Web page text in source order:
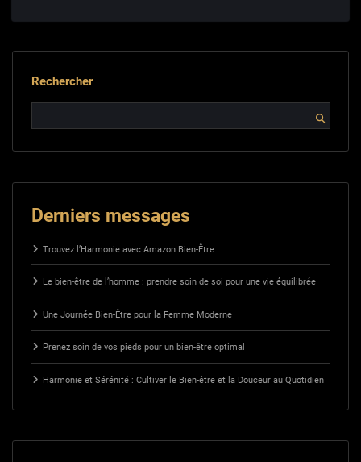
Rechercher
Derniers messages
Trouvez l’Harmonie avec Amazon Bien-Être
Le bien-être de l’homme : prendre soin de soi pour une vie équilibrée
Une Journée Bien-Être pour la Femme Moderne
Prenez soin de vos pieds pour un bien-être optimal
Harmonie et Sérénité : Cultiver le Bien-être et la Douceur au Quotidien